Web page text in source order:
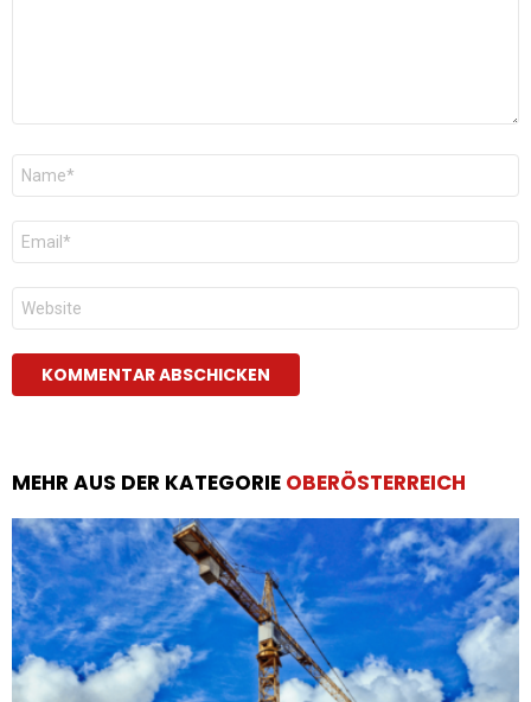
Name
E-
Mail
*
Website
MEHR AUS DER KATEGORIE OBERÖSTERREICH